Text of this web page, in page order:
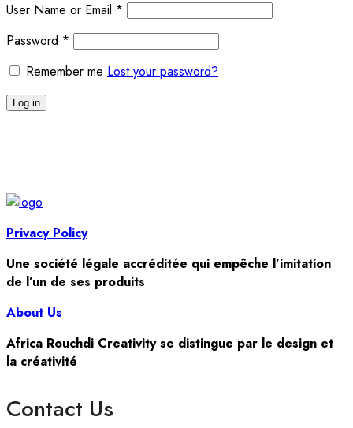
User Name or Email *
Password *
Remember me Lost your password?
Log in
Privacy Policy
Une société légale accréditée qui empêche l’imitation
de l’un de ses produits
About Us
Africa Rouchdi Creativity se distingue par le design et
la créativité
Contact Us